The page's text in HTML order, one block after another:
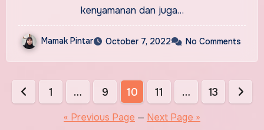
kenyamanan dan juga…
Mamak Pintar October 7, 2022 No Comments
Posts
pagination
1 … 9 10 11 … 13
« Previous Page — Next Page »